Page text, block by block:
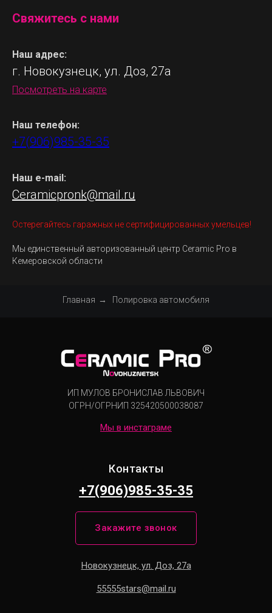
Свяжитесь с нами
Наш адрес:
г. Новокузнецк, ул. Доз, 27а
Посмотреть на карте
Наш телефон:
+7(906)985-35-35
Наш e-mail:
Ceramicpronk@mail.ru
Остерегайтесь гаражных не сертифицированных умельцев!
Мы единственный авторизованный центр Ceramic Pro в
Кемеровской области
Главная → Полировка автомобиля
ИП МУЛОВ БРОНИСЛАВ ЛЬВОВИЧ
ОГРН/ОГРНИП 325420500038087
Мы в инстаграме
+7(906)985-35-35
Контакты
Новокузнецк, ул. Доз, 27а
55555stars@mail.ru
Закажите звонок